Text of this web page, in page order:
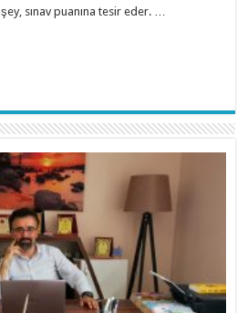
sınav puanına tesir eder. …